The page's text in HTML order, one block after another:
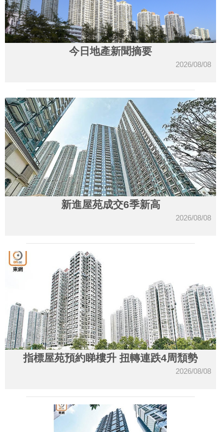
今日地產新聞摘要
2026/08/08
新進屋苑成交6季新高
2026/08/08
指標屋苑預約睇樓升 扭轉連跌4周頹勢
2026/08/08